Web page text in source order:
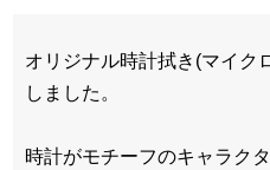
オリジナル時計拭き(マイク
しました。
時計がモチーフのキャラク